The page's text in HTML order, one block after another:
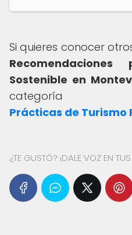
Si quieres conocer
Sostenible en
categoría
Prácticas de Turismo
¿TE GUSTÓ? ¡DALE VOZ EN TUS